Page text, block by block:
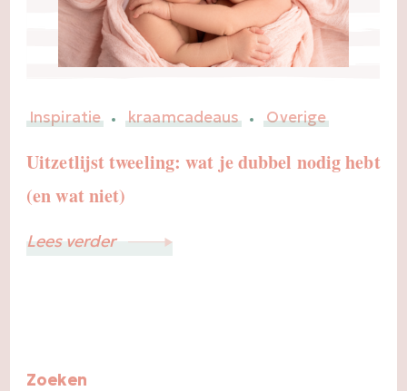
Inspiratie kraamcadeaus Overige
Uitzetlijst tweeling: wat je dubbel nodig hebt
(en wat niet)
Lees verder
Zoeken